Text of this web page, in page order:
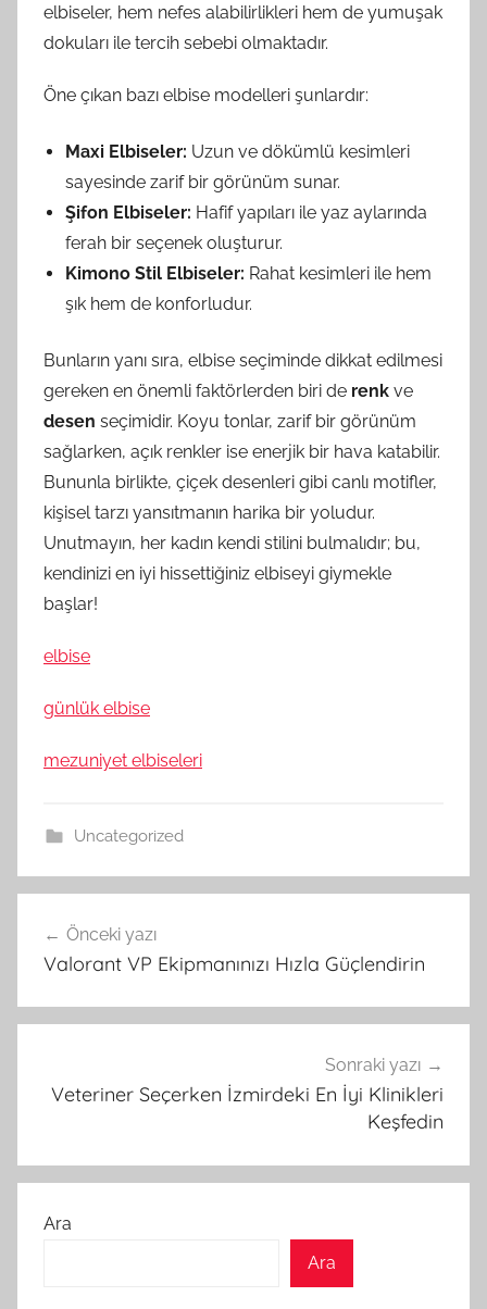
elbiseler, hem nefes alabilirlikleri hem de yumuşak
dokuları ile tercih sebebi olmaktadır.
Öne çıkan bazı elbise modelleri şunlardır:
Maxi Elbiseler: Uzun ve dökümlü kesimleri
sayesinde zarif bir görünüm sunar.
Şifon Elbiseler: Hafif yapıları ile yaz aylarında
ferah bir seçenek oluşturur.
Kimono Stil Elbiseler: Rahat kesimleri ile hem
şık hem de konforludur.
Bunların yanı sıra, elbise seçiminde dikkat edilmesi
gereken en önemli faktörlerden biri de renk ve
desen seçimidir. Koyu tonlar, zarif bir görünüm
sağlarken, açık renkler ise enerjik bir hava katabilir.
Bununla birlikte, çiçek desenleri gibi canlı motifler,
kişisel tarzı yansıtmanın harika bir yoludur.
Unutmayın, her kadın kendi stilini bulmalıdır; bu,
kendinizi en iyi hissettiğiniz elbiseyi giymekle
başlar!
elbise
günlük elbise
mezuniyet elbiseleri
Uncategorized
gezinmesi
Önceki yazı
Valorant VP Ekipmanınızı Hızla Güçlendirin
Sonraki yazı
Veteriner Seçerken İzmirdeki En İyi Klinikleri
Keşfedin
Ara
Ara